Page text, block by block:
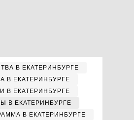
В ЕКАТЕРИНБУРГЕ
В ЕКАТЕРИНБУРГЕ
В ЕКАТЕРИНБУРГЕ
В ЕКАТЕРИНБУРГЕ
В ЕКАТЕРИНБУРГЕ